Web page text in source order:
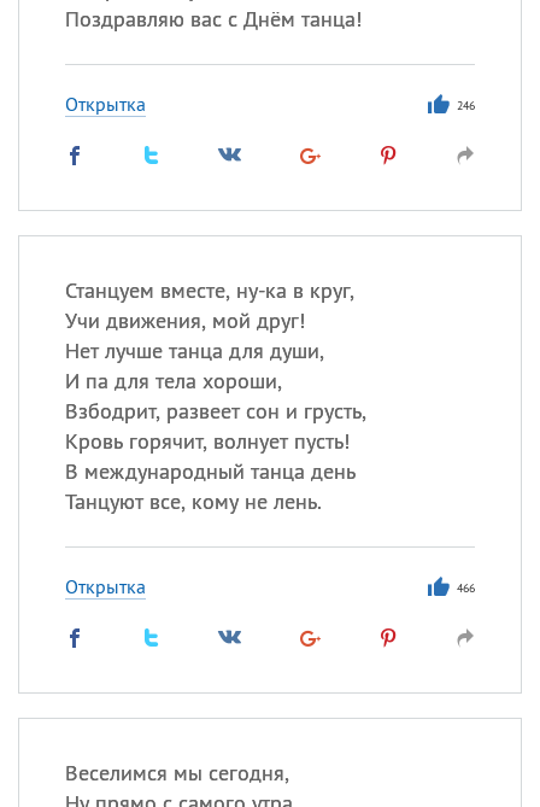
Поздравляю вас с Днём танца!
Открытка 246
Станцуем вместе, ну-ка в круг,
Учи движения, мой друг!
Нет лучше танца для души,
И па для тела хороши,
Взбодрит, развеет сон и грусть,
Кровь горячит, волнует пусть!
В международный танца день
Танцуют все, кому не лень.
Открытка 466
Веселимся мы сегодня,